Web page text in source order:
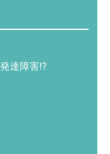
達障害!?